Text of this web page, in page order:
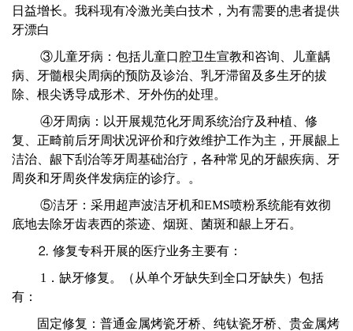
日益增长。我科现有冷激光美白技术，为有需要的患者提供
牙漂白
③儿童牙病：包括儿童口腔卫生宣教和咨询、儿童龋
病、牙髓根尖周病的预防及诊治、乳牙滞留及多生牙的拔
除、根尖诱导成形术、牙外伤的处理。
④牙周病：以开展规范化牙周系统治疗及种植、修
复、正畸前后牙周状况评价和疗效维护工作为主，开展龈上
洁治、龈下刮治等牙周基础治疗，各种常见的牙龈疾病、牙
周炎和牙周炎伴发病症的诊疗。。
⑤洁牙：采用超声波洁牙机和EMS喷粉系统能有效彻
底地去除牙齿表西的茶迹、烟斑、菌斑和龈上牙石。
⒉ 修复专科开展的医疗业务主要有：
1．缺牙修复。（从单个牙缺失到全口牙缺失）包括
有：
固定修复：普通金属烤瓷牙桥、纯钛瓷牙桥、贵金属烤